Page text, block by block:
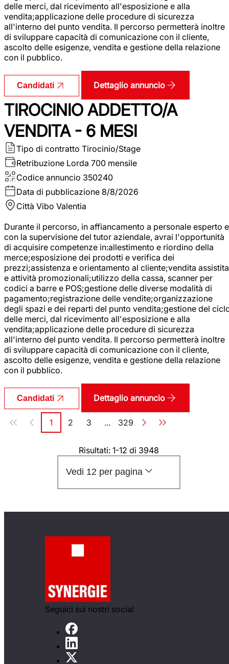
delle merci, dal ricevimento all'esposizione e alla
vendita;applicazione delle procedure di sicurezza
all'interno del punto vendita. Il percorso permetterà inoltre
di sviluppare capacità di comunicazione con il cliente,
ascolto delle esigenze, vendita e gestione della relazione
con il pubblico.
Candidati Dettaglio annuncio
TIROCINIO ADDETTO/A
VENDITA - 6 MESI
Tipo di contratto Tirocinio/Stage
Retribuzione Lorda 700 mensile
Codice annuncio 350240
Data di pubblicazione 8/8/2026
Città Vibo Valentia
Durante il percorso, in affiancamento a personale esperto e
con la supervisione del tutor aziendale, avrai l'opportunità
di acquisire competenze in:allestimento e riordino della
merce;esposizione dei prodotti e verifica dei
prezzi;assistenza e orientamento al cliente;vendita assistita
e attività promozionali;utilizzo della cassa, scanner per
codici a barre e POS;gestione delle diverse modalità di
pagamento;registrazione delle vendite;organizzazione
degli spazi e dei reparti del punto vendita;gestione del
delle merci, dal ricevimento all'esposizione e alla
vendita;applicazione delle procedure di sicurezza
all'interno del punto vendita. Il percorso permetterà inoltre
di sviluppare capacità di comunicazione con il cliente,
ascolto delle esigenze, vendita e gestione della relazione
con il pubblico.
Candidati Dettaglio annuncio
Paginazione
Pagina
1 Pagina
2 Pagina
3 ... Pagina
329
Risultati: 1-12 di 3948
Vedi 12 per pagina
Seguici sui nostri social